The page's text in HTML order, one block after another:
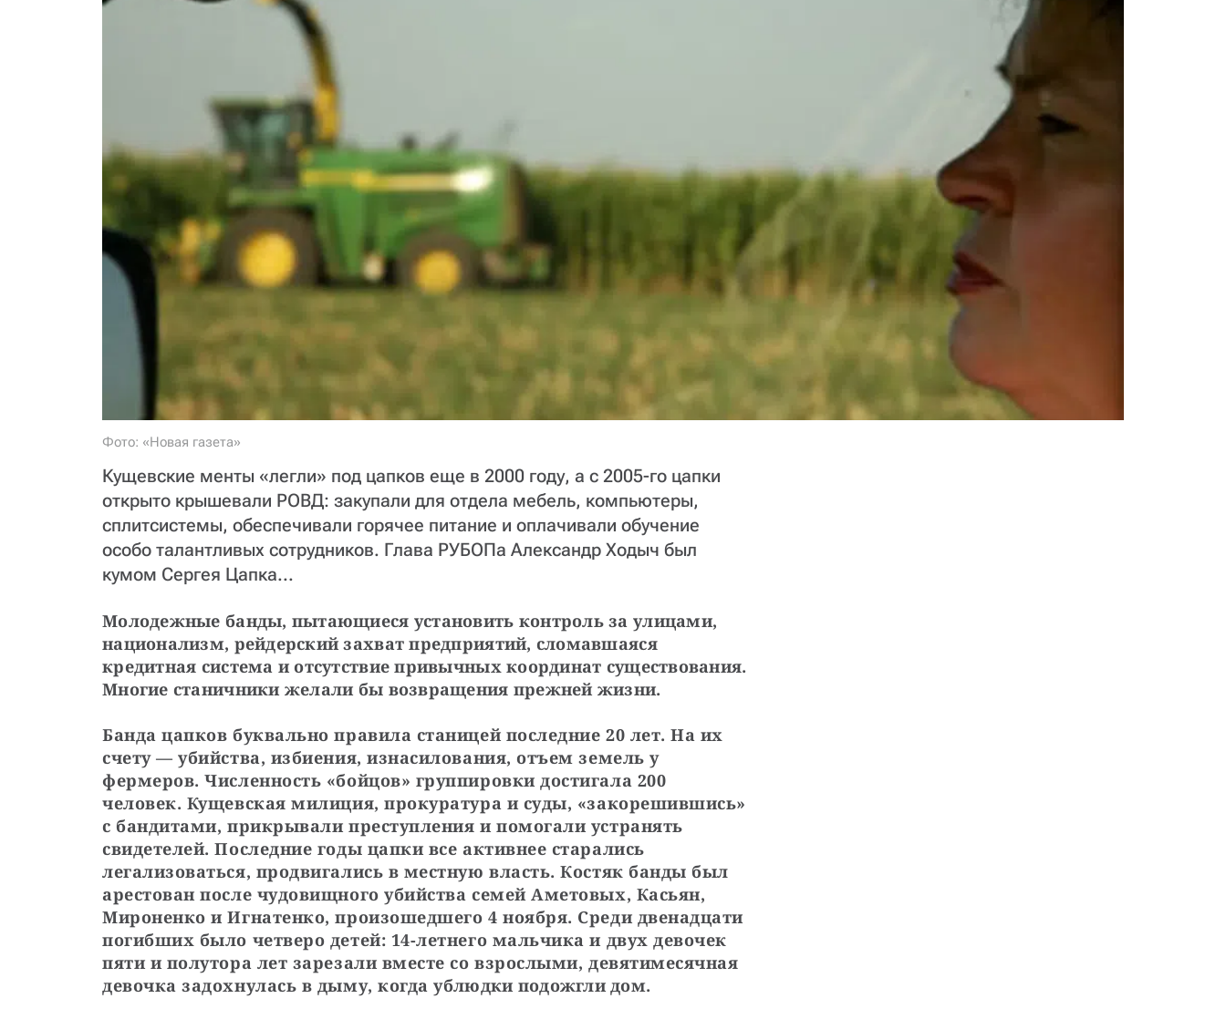
Фото: «Новая газета»
Кущевские менты «легли» под цапков еще в 2000 году, а с 2005-го цапки
открыто крышевали РОВД: закупали для отдела мебель, компьютеры,
сплитсистемы, обеспечивали горячее питание и оплачивали обучение
особо талантливых сотрудников. Глава РУБОПа Александр Ходыч был
кумом Сергея Цапка...
Молодежные банды, пытающиеся установить контроль за улицами,
национализм, рейдерский захват предприятий, сломавшаяся
кредитная система и отсутствие привычных координат существования.
Многие станичники желали бы возвращения прежней жизни.
Банда цапков буквально правила станицей последние 20 лет. На их
счету — убийства, избиения, изнасилования, отъем земель у
фермеров. Численность «бойцов» группировки достигала 200
человек. Кущевская милиция, прокуратура и суды, «закорешившись»
с бандитами, прикрывали преступления и помогали устранять
свидетелей. Последние годы цапки все активнее старались
легализоваться, продвигались в местную власть. Костяк банды был
арестован после чудовищного убийства семей Аметовых, Касьян,
Мироненко и Игнатенко, произошедшего 4 ноября. Среди двенадцати
погибших было четверо детей: 14-летнего мальчика и двух девочек
пяти и полутора лет зарезали вместе со взрослыми, девятимесячная
девочка задохнулась в дыму, когда ублюдки подожгли дом.